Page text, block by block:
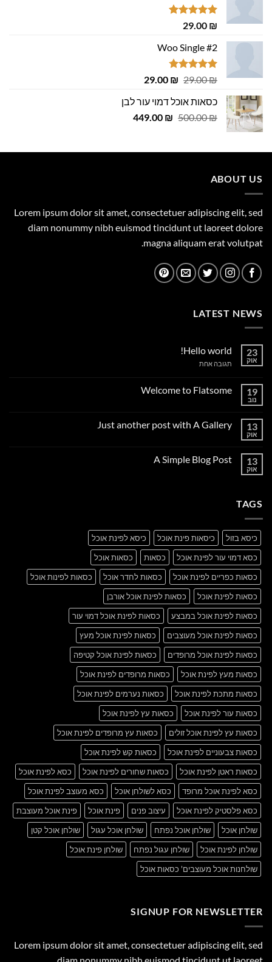
דורג5.00
29.00 ₪
Woo Single #2
דורג4.75
29.00₪
המחיר
היה:
29.00 ₪.
29.00 ₪
המחיר
הוא:
29.00 ₪.
כסאות אוכל דמוי עור לבן
500.00₪
המחיר
500.00 ₪.
449.00 ₪
המחיר
449.00 ₪.
ABOUT US
Lorem ipsum dolor sit amet, consectetuer adipiscing elit, sed
diam nonummy nibh euismod tincidunt ut laoreet dolore
magna aliquam erat volutpat.
LATEST NEWS
23
אוק
Hello world!
תגובה אחתעל
19
נוב
Welcome to Flatsome
Welcome
13
אוק
Just another post with A Gallery
Just
13
אוק
A Simple Blog Post
TAGS
כיסא בזול כיסאות פינת אוכל
כיסא לפינת אוכל
כסא דמוי עור לפינת אוכל
כסאות
כסאות אוכל
כסאות כפריים לפינת אוכל
כסאות לחדר אוכל
כסאות לפינות אוכל
כסאות לפינת אוכל
כסאות לפינת אוכל אורבן
כסאות לפינת אוכל במבצע
כסאות לפינת אוכל דמוי עור
כסאות לפינת אוכל מעוצבים
כסאות לפינת אוכל מעץ
כסאות לפינת אוכל מרופדים
כסאות לפינת אוכל קטיפה
כסאות מעץ לפינת אוכל
כסאות מרופדים לפינת אוכל
כסאות מתכת לפינת אוכל
כסאות נערמים לפינת אוכל
כסאות עור לפינת אוכל
כסאות עץ לפינת אוכל
כסאות עץ לפינת אוכל זולים
כסאות עץ מרופדים לפינת אוכל
כסאות צבעוניים לפינת אוכל
כסאות קש לפינת אוכל
כסאות ראטן לפינת אוכל
כסאות שחורים לפינת אוכל
כסא לפינת אוכל
כסא לפינת אוכל מרופד
כסא לשולחן אוכל
כסא מעוצב לפינת אוכל
כסא פלסטיק לפינת אוכל
עיצוב פנים פינת אוכל
פינת אוכל מעוצבת
שולחן אוכל
שולחן אוכל נפתח שולחן אוכל עגול
שולחן אוכל קטן
שולחן לפינת אוכל
שולחן עגול נפתח
שולחן פינת אוכל
שולחנות אוכל מעוצבים' כסאות אוכל
SIGNUP FOR NEWSLETTER
Lorem ipsum dolor sit amet, consectetuer adipiscing elit, sed
diam nonummy nibh euismod tincidunt ut laoreet.